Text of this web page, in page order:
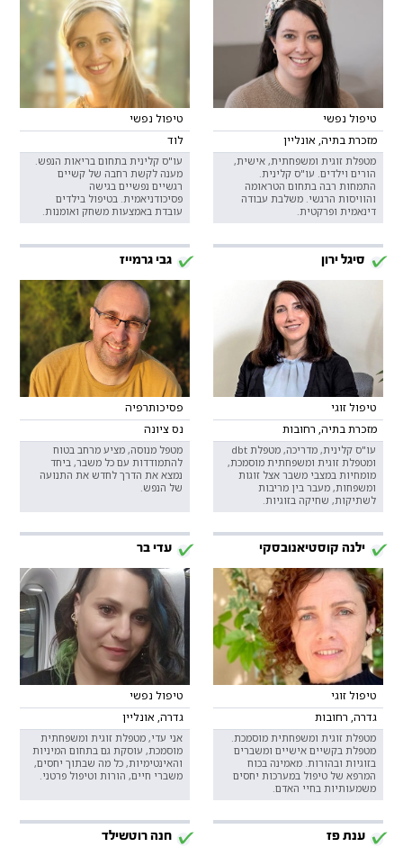
טיפול נפשי
מזכרת בתיה, אונליין
מטפלת זוגית ומשפחתית, אישית,
הורים וילדים. עו"ס קלינית.
התמחות רבה בתחום הטראומה
והוויסות הרגשי. משלבת עבודה
דינאמית ופרקטית.
טיפול נפשי
לוד
עו"ס קלינית בתחום בריאות הנפש.
מענה לקשת רחבה של קשיים
רגשיים נפשיים בגישה
פסיכודניאמית. בטיפול בילדים
עובדת באמצעות משחק ואומנות.
סיגל ירון
טיפול זוגי
מזכרת בתיה, רחובות
עו"ס קלינית, מדריכה, מטפלת dbt
ומטפלת זוגית ומשפחתית מוסמכת,
מומחיות במצבי משבר אצל זוגות
ומשפחות, מעבר בין מריבות
לשתיקות, שחיקה בזוגיות.
גבי גרמייז
פסיכותרפיה
נס ציונה
מטפל מנוסה, מציע מרחב בטוח
להתמודדות עם כל משבר, ביחד
נמצא את הדרך לחדש את התנועה
של הנפש.
ילנה קוסטיאנובסקי
טיפול זוגי
גדרה, רחובות
מטפלת זוגית ומשפחתית מוסמכת.
מטפלת בקשיים אישיים ומשברים
בזוגיות ובהורות. מאמינה בכוח
המרפא של טיפול במערכות יחסים
משמעותיות בחיי האדם.
עדי בר
טיפול נפשי
גדרה, אונליין
אני עדי, מטפלת זוגית ומשפחתית
מוסמכת, עוסקת גם בתחום המיניות
והאינטימיות, כל מה שבתוך יחסים,
משברי חיים, הורות וטיפול פרטני.
ענת פז חנה רוטשילד